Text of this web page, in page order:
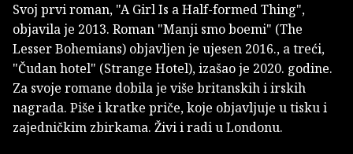
Svoj prvi roman, "A Girl Is a Half-formed Thing",
objavila je 2013. Roman "Manji smo boemi" (The
Lesser Bohemians) objavljen je ujesen 2016., a treći,
"Čudan hotel" (Strange Hotel), izašao je 2020. godine.
Za svoje romane dobila je više britanskih i irskih
nagrada. Piše i kratke priče, koje objavljuje u tisku i
zajedničkim zbirkama. Živi i radi u Londonu.